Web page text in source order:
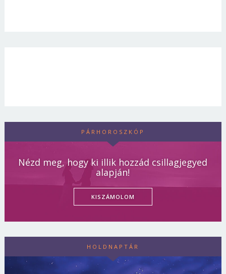
PÁRHOROSZKÓP
Nézd meg, hogy ki illik hozzád csillagjegyed
alapján!
KISZÁMOLOM
HOLDNAPTÁR